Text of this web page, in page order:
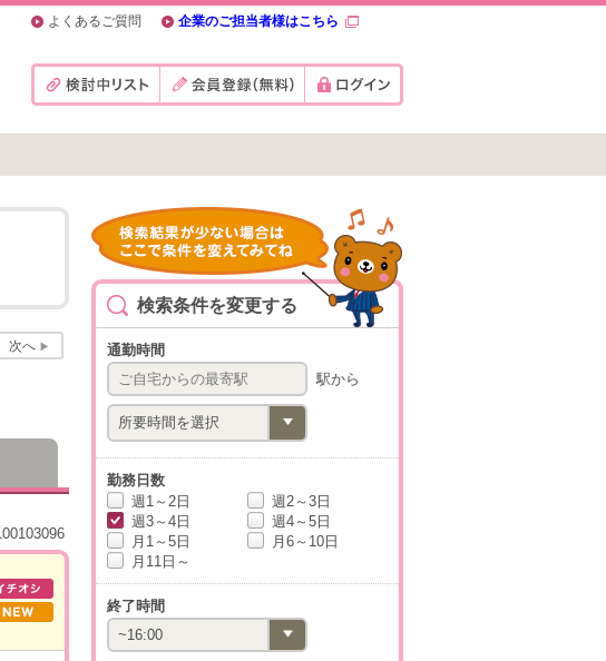
よくあるご質問 企業のご担当者様はこちら
次へ ▶
検索条件を変更する
通勤時間
駅から
勤務日数
週1～2日
週2～3日
週3～4日
週4～5日
月1～5日
月6～10日
月11日～
終了時間